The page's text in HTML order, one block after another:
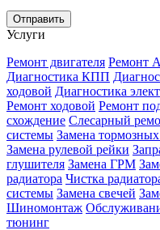
Услуги
Ремонт двигателя Ремонт
Диагностика КПП
ходовой Диагностика
Ремонт ходовой Ремонт
схождение Слесарный
системы Замена
Замена рулевой рейки
глушителя Замена ГРМ
радиатора Чистка
системы Замена свечей
Шиномонтаж
тюнинг